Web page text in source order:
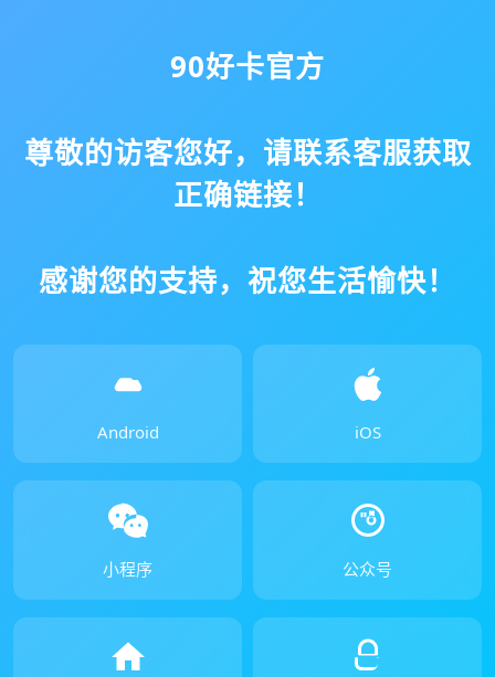
90好卡官方
尊敬的访客您好，请联系客服获取
正确链接！
感谢您的支持，祝您生活愉快！
Android iOS
小程序 公众号